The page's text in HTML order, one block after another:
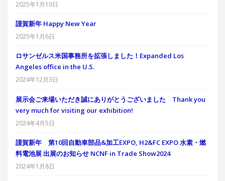
2025年1月10日
謹賀新年 Happy New Year
2025年1月6日
ロサンゼルス米国事務所を拡張しました！Expanded Los
Angeles office in the U.S.
2024年12月3日
展示会ご来場いただき誠にありがとうございました Thank you
very much for visiting our exhibition!
2024年4月5日
謹賀新年 第10回自動車部品&加工EXPO, H2&FC EXPO 水素・燃
料電池展 出展のお知らせ NCNF in Trade Show2024
2024年1月8日